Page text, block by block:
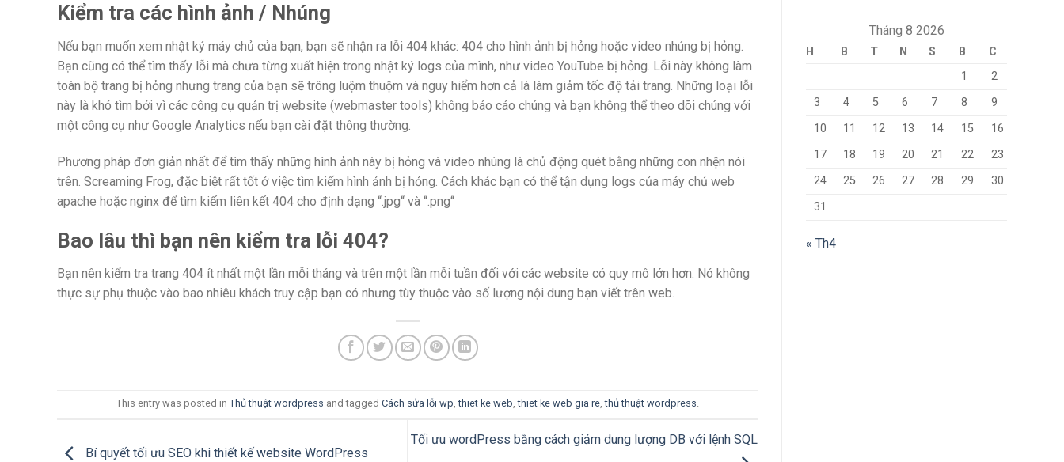
Kiểm tra các hình ảnh / Nhúng
Nếu bạn muốn xem nhật ký máy chủ của bạn, bạn sẽ nhận ra lỗi 404 khác: 404 cho hình ảnh bị hỏng hoặc video nhúng bị hỏng.
Bạn cũng có thể tìm thấy lỗi mà chưa từng xuất hiện trong nhật ký logs của mình, như video YouTube bị hỏng. Lỗi này không làm
toàn bộ trang bị hỏng nhưng trang của bạn sẽ trông luộm thuộm và nguy hiểm hơn cả là làm giảm tốc độ tải trang. Những loại lỗi
này là khó tìm bởi vì các công cụ quản trị website (webmaster tools) không báo cáo chúng và bạn không thể theo dõi chúng với
một công cụ như Google Analytics nếu bạn cài đặt thông thường.
Phương pháp đơn giản nhất để tìm thấy những hình ảnh này bị hỏng và video nhúng là chủ động quét bằng những con nhện nói
trên. Screaming Frog, đặc biệt rất tốt ở việc tìm kiếm hình ảnh bị hỏng. Cách khác bạn có thể tận dụng logs của máy chủ web
apache hoặc nginx để tìm kiếm liên kết 404 cho định dạng “.jpg“ và “.png“
Bao lâu thì bạn nên kiểm tra lỗi 404?
Bạn nên kiểm tra trang 404 ít nhất một lần mỗi tháng và trên một lần mỗi tuần đối với các website có quy mô lớn hơn. Nó không
thực sự phụ thuộc vào bao nhiêu khách truy cập bạn có nhưng tùy thuộc vào số lượng nội dung bạn viết trên web.
This entry was posted in Thủ thuật wordpress and tagged Cách sửa lỗi wp,thiet ke web,thiet ke web gia re,thủ thuật wordpress.
Bí quyết tối ưu SEO khi thiết kế website WordPress
Tối ưu wordPress bằng cách giảm dung lượng DB với lệnh SQL
Tháng 8 2026
H B T N S B
C
1
2
3
4 5 6 7 8
9
10
11 12 13 14 15
16
17
18 19 20 21 22
23
24
25 26 27 28 29
30
31
« Th4